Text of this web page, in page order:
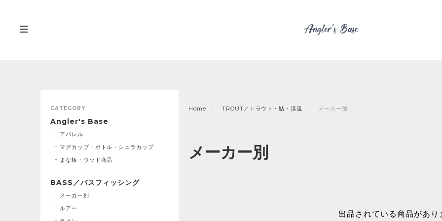
Home TROUT／トラウト・鮎・渓流 メーカー別
メーカー別
出品されている商品があり
CATEGORY
Angler's Base
アパレル
マグカップ・ボトル・シェラカップ
まな板・ウッド商品
BASS／バスフィッシング
メーカー別
ルアー